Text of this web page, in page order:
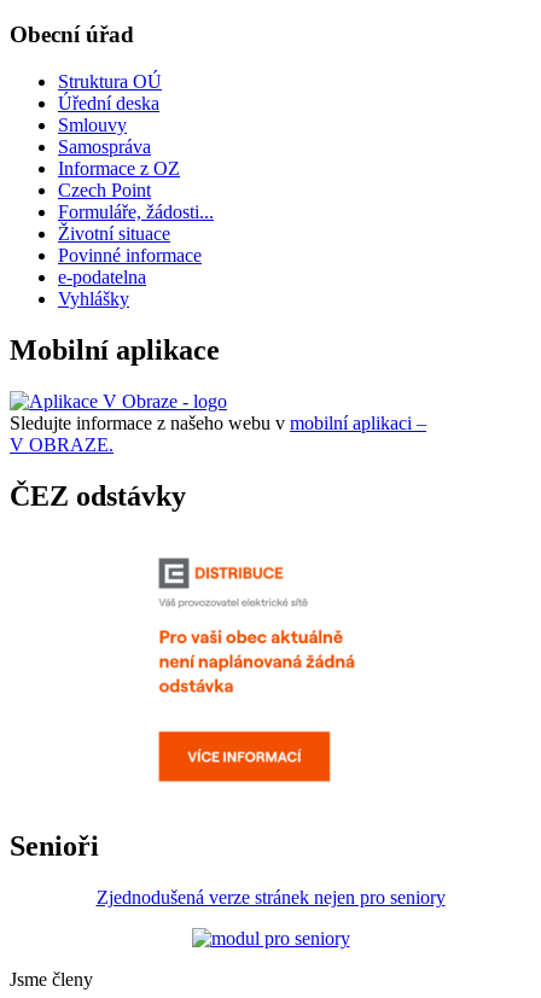
Obecní úřad
Struktura OÚ
Úřední deska
Smlouvy
Samospráva
Informace z OZ
Czech Point
Formuláře, žádosti...
Životní situace
Povinné informace
e-podatelna
Vyhlášky
Mobilní aplikace
Sledujte informace z našeho webu v mobilní aplikaci –
V OBRAZE.
ČEZ odstávky
Senioři
Zjednodušená verze stránek nejen pro seniory
Jsme členy